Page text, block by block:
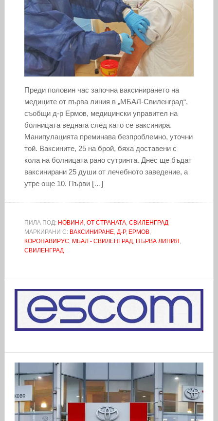
Преди половин час започна ваксинирането на
медиците от първа линия в „МБАЛ-Свиленград“,
съобщи д-р Ермов, медицински управител на
болницата веднага след като се ваксинира.
Манипулацията преминава безпроблемно, уточни
той. Ваксините, 25 на брой, бяха доставени с
кола на болницата рано сутринта. Днес ще бъдат
ваксинирани 25 души от лечебното заведение, а
утре още 10. Първи […]
ПИЛА ПОД: НОВИНИ , ОТ СТРАНАТА, СВИЛЕНГРАД
МАРКИРАНИ С: ВАКСИНИРАНЕ, Д-Р, ЕРМОВ,
КОРОНАВИРУС, МБАЛ - СВИЛЕНГРАД, ПЪРВА ЛИНИЯ ,
СВИЛЕНГРАД